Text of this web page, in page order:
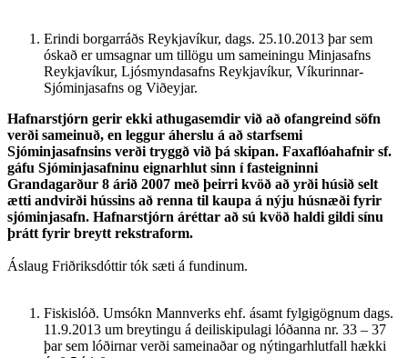
Erindi borgarráðs Reykjavíkur, dags. 25.10.2013 þar sem
óskað er umsagnar um tillögu um sameiningu Minjasafns
Reykjavíkur, Ljósmyndasafns Reykjavíkur, Víkurinnar-
Sjóminjasafns og Viðeyjar.
Hafnarstjórn gerir ekki athugasemdir við að ofangreind söfn
verði sameinuð, en leggur áherslu á að starfsemi
Sjóminjasafnsins verði tryggð við þá skipan. Faxaflóahafnir sf.
gáfu Sjóminjasafninu eignarhlut sinn í fasteigninni
Grandagarður 8 árið 2007 með þeirri kvöð að yrði húsið selt
ætti andvirði hússins að renna til kaupa á nýju húsnæði fyrir
sjóminjasafn. Hafnarstjórn áréttar að sú kvöð haldi gildi sínu
þrátt fyrir breytt rekstraform.
Áslaug Friðriksdóttir tók sæti á fundinum.
Fiskislóð. Umsókn Mannverks ehf. ásamt fylgigögnum dags.
11.9.2013 um breytingu á deiliskipulagi lóðanna nr. 33 – 37
þar sem lóðirnar verði sameinaðar og nýtingarhlutfall hækki